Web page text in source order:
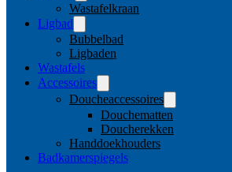
Wastafelkraan
Ligbad
Bubbelbad
Ligbaden
Wastafels
Accessoires
Doucheaccessoires
Douchematten
Doucherekken
Handdoekhouders
Badkamerspiegels